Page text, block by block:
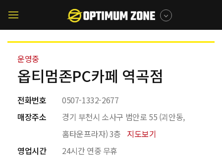
모바일
메뉴버튼
매장찾기
운영중
옵티멈존PC카페 역곡점
전화번호
0507-1332-2677
매장주소
경기 부천시 소사구 범안로 55 (괴안동,
홈타운프라자) 3층 지도보기
영업시간
24시간 연중 무휴